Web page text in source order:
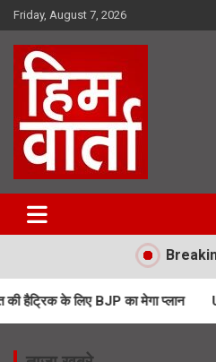
Skip
to
content
Friday, August 7, 2026
Him Varta
का मेगा प्लान UPNL